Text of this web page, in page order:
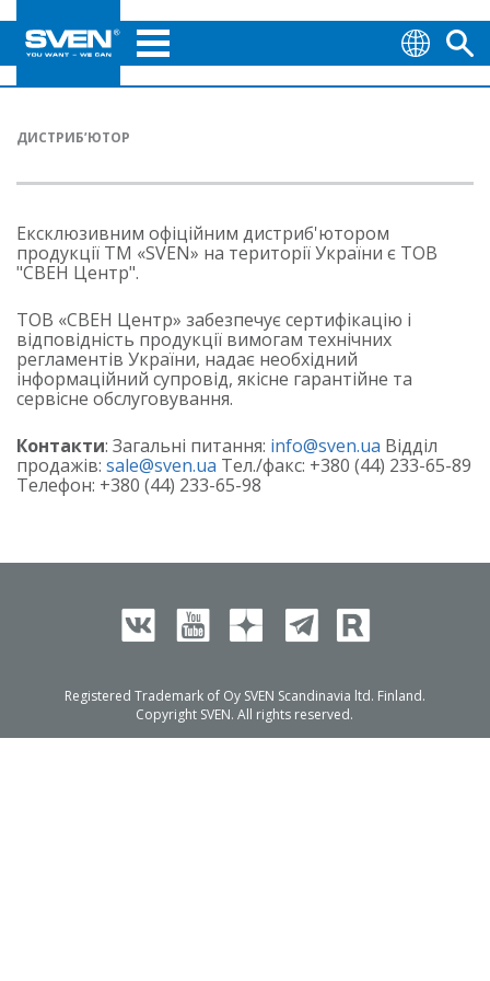
ДИСТРИБ’ЮТОР
Ексклюзивним офіційним дистриб'ютором
продукції ТМ «SVEN» на території України є ТОВ
"СВЕН Центр".
ТОВ «СВЕН Центр» забезпечує сертифікацію і
відповідність продукції вимогам технічних
регламентів України, надає необхідний
інформаційний супровід, якісне гарантійне та
сервісне обслуговування.
Контакти: Загальні питання: info@sven.ua Відділ
продажів: sale@sven.ua Тел./факс: +380 (44) 233-65-89
Телефон: +380 (44) 233-65-98
Registered Trademark of Oy SVEN Scandinavia ltd. Finland.
Copyright SVEN. All rights reserved.